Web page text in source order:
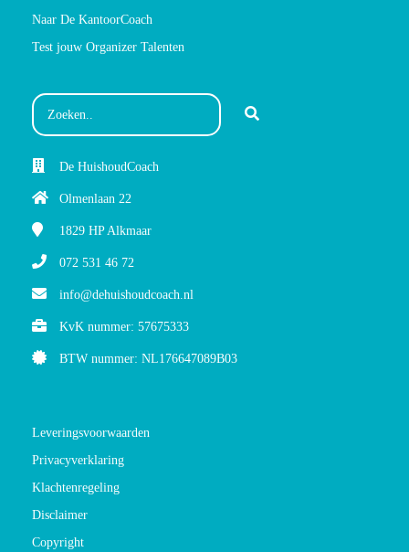
Naar De KantoorCoach
Test jouw Organizer Talenten
De HuishoudCoach
Olmenlaan 22
1829 HP Alkmaar
072 531 46 72
info@dehuishoudcoach.nl
KvK nummer: 57675333
BTW nummer: NL176647089B03
Leveringsvoorwaarden
Privacyverklaring
Klachtenregeling
Disclaimer
Copyright